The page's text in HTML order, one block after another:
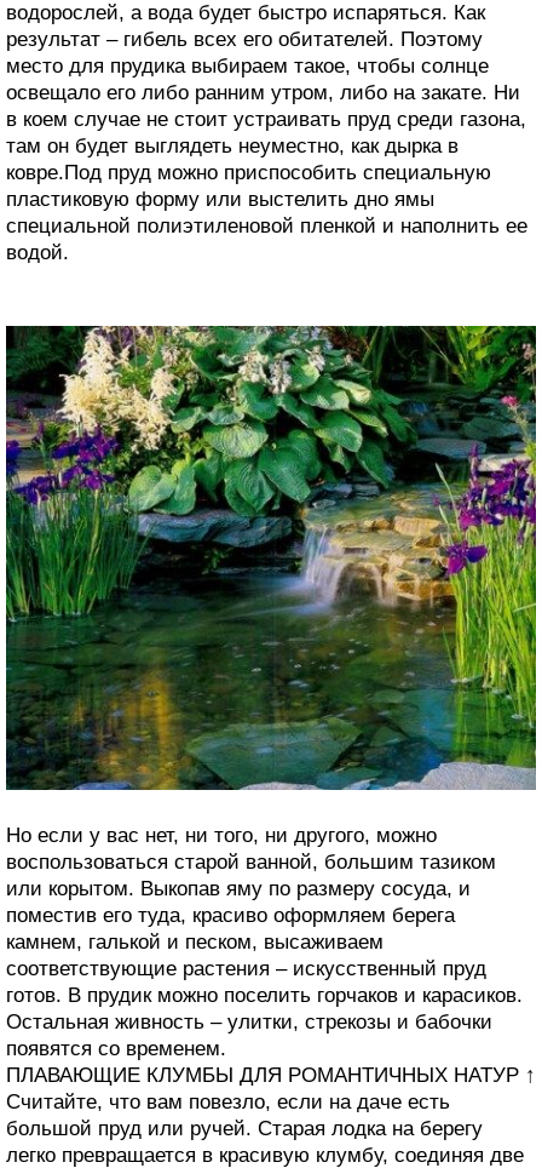
водорослей, а вода будет быстро испаряться. Как
результат – гибель всех его обитателей. Поэтому
место для прудика выбираем такое, чтобы солнце
освещало его либо ранним утром, либо на закате. Ни
в коем случае не стоит устраивать пруд среди газона,
там он будет выглядеть неуместно, как дырка в
ковре.Под пруд можно приспособить специальную
пластиковую форму или выстелить дно ямы
специальной полиэтиленовой пленкой и наполнить ее
водой.
Но если у вас нет, ни того, ни другого, можно
воспользоваться старой ванной, большим тазиком
или корытом. Выкопав яму по размеру сосуда, и
поместив его туда, красиво оформляем берега
камнем, галькой и песком, высаживаем
соответствующие растения – искусственный пруд
готов. В прудик можно поселить горчаков и карасиков.
Остальная живность – улитки, стрекозы и бабочки
появятся со временем.
ПЛАВАЮЩИЕ КЛУМБЫ ДЛЯ РОМАНТИЧНЫХ НАТУР ↑
Считайте, что вам повезло, если на даче есть
большой пруд или ручей. Старая лодка на берегу
легко превращается в красивую клумбу, соединяя две